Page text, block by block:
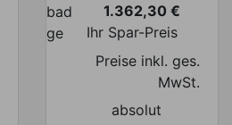
Preis
1.362,30 €
Ihr Spar-Preis
Preise inkl. ges.
MwSt.
absolut